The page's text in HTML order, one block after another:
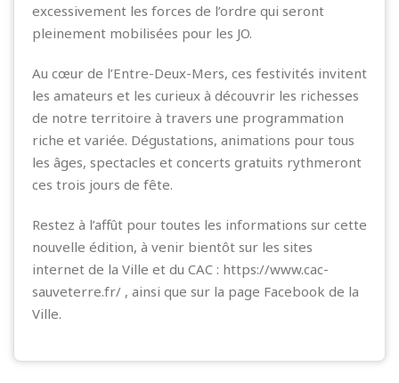
excessivement les forces de l’ordre qui seront
pleinement mobilisées pour les JO.
Au cœur de l’Entre-Deux-Mers, ces festivités invitent
les amateurs et les curieux à découvrir les richesses
de notre territoire à travers une programmation
riche et variée. Dégustations, animations pour tous
les âges, spectacles et concerts gratuits rythmeront
ces trois jours de fête.
Restez à l’affût pour toutes les informations sur cette
nouvelle édition, à venir bientôt sur les sites
internet de la Ville et du CAC : https://www.cac-
sauveterre.fr/ , ainsi que sur la page Facebook de la
Ville.